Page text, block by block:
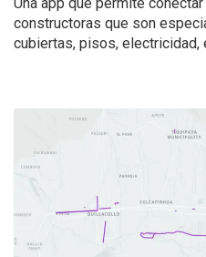
constructoras que son
cubiertas, pisos, electricidad,